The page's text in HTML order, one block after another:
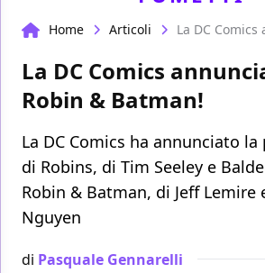
Home Articoli
La DC Comics
Robin & Batman!
La DC Comics ha annunciato
di Robins, di Tim Seeley e
Robin & Batman, di Jeff Lemire
Nguyen
di Pasquale Gennarelli